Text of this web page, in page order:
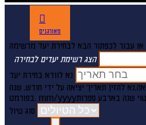
מאורגנים
או עבור לכפתור הבא לבחירת יעד מרשימה
הצג רשימת יעדים לבחירה
נא לוודא בחירת יעד
נא להזין תאריך יציאה על ידי חודש, שנה
mm/yyyyשנה בארבע ספרות
סוג טיול